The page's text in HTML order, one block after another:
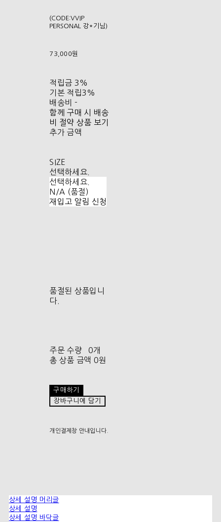
(CODE:VVIP
PERSONAL 강*기님)
73,000원
적립금 3%
기본 적립3%
배송비 -
함께 구매 시 배송
비 절약 상품 보기
추가 금액
SIZE
선택하세요.
선택하세요.
N/A (품절)
재입고 알림 신청
품절된 상품입니
다.
주문 수량
0개
총 상품 금액 0원
구매하기
장바구니에 담기
개인결제창 안내입니다.
상세 설명 머리글
상세 설명
상세 설명 바닥글